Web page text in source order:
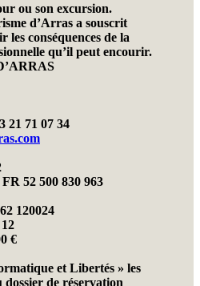
ou son excursion.
d’Arras a souscrit
les conséquences de la
qu’il peut encourir.
21 71 07 34
52 500 830 963
120024
€
et Libertés » les
de réservation